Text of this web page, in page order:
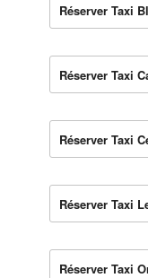
Réserver Taxi
Réserver Taxi
Réserver Taxi
Réserver Taxi
Réserver Taxi